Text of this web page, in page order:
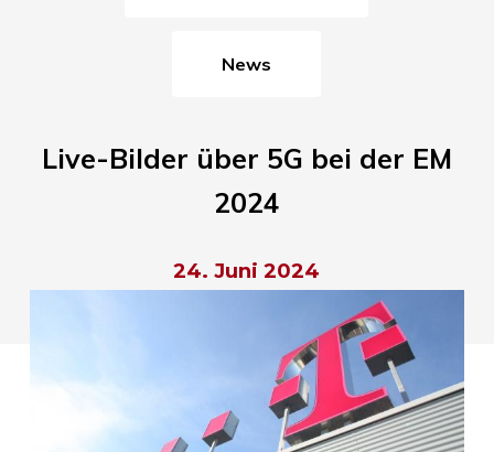
News
Live-Bilder über 5G bei der EM
2024
24. Juni 2024